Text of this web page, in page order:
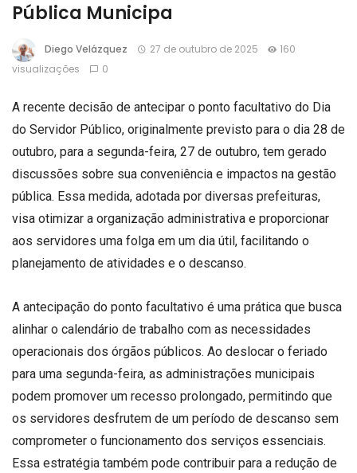
Pública Municipa
Diego Velázquez 27 de outubro de 2025
160
visualizações
0
A recente decisão de antecipar o ponto facultativo do Dia
do Servidor Público, originalmente previsto para o dia 28 de
outubro, para a segunda-feira, 27 de outubro, tem gerado
discussões sobre sua conveniência e impactos na gestão
pública. Essa medida, adotada por diversas prefeituras,
visa otimizar a organização administrativa e proporcionar
aos servidores uma folga em um dia útil, facilitando o
planejamento de atividades e o descanso.
A antecipação do ponto facultativo é uma prática que busca
alinhar o calendário de trabalho com as necessidades
operacionais dos órgãos públicos. Ao deslocar o feriado
para uma segunda-feira, as administrações municipais
podem promover um recesso prolongado, permitindo que
os servidores desfrutem de um período de descanso sem
comprometer o funcionamento dos serviços essenciais.
Essa estratégia também pode contribuir para a redução de